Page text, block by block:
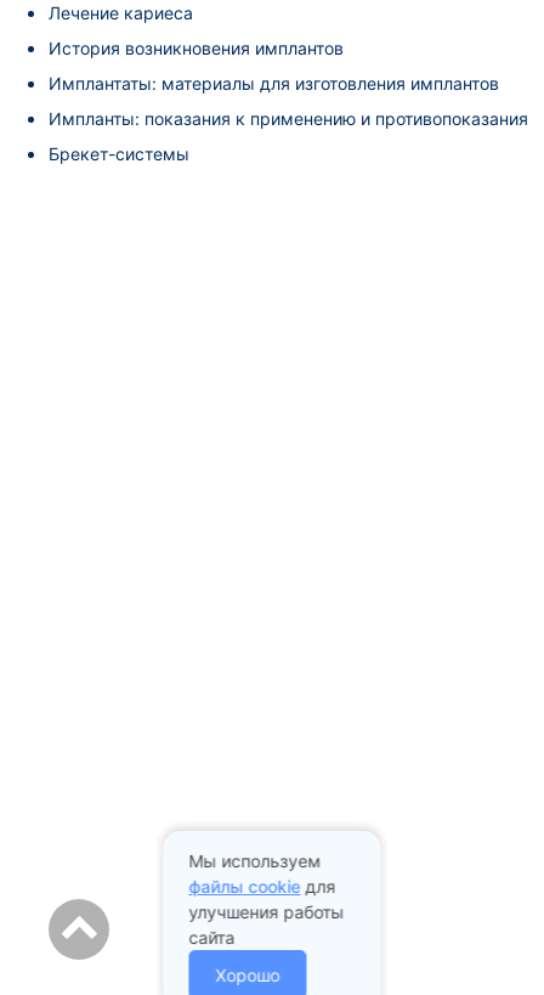
Лечение кариеса
История возникновения имплантов
Имплантаты: материалы для изготовления имплантов
Импланты: показания к применению и противопоказания
Брекет-системы
Мы используем
файлы cookieдля
улучшения работы
сайта
Хорошо